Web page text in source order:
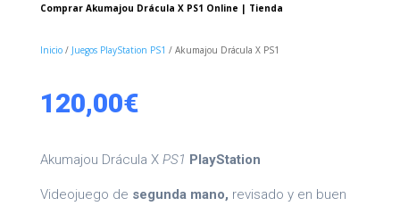
Comprar Akumajou Drácula X PS1 Online | Tienda
Inicio/ Juegos PlayStation PS1 / Akumajou Drácula X PS1
120,00€
Akumajou Drácula X PS1 PlayStation
Videojuego de segunda mano, revisado y en buen